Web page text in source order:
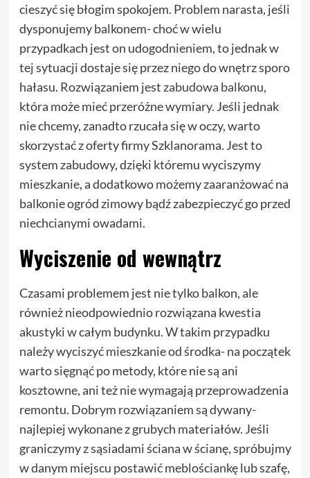
cieszyć się błogim spokojem. Problem narasta, jeśli
dysponujemy balkonem- choć w wielu
przypadkach jest on udogodnieniem, to jednak w
tej sytuacji dostaje się przez niego do wnętrz sporo
hałasu. Rozwiązaniem jest zabudowa balkonu,
która może mieć przeróżne wymiary. Jeśli jednak
nie chcemy, zanadto rzucała się w oczy, warto
skorzystać z oferty firmy Szklanorama. Jest to
system zabudowy, dzięki któremu wyciszymy
mieszkanie, a dodatkowo możemy zaaranżować na
balkonie ogród zimowy bądź zabezpieczyć go przed
niechcianymi owadami.
Wyciszenie od wewnątrz
Czasami problemem jest nie tylko balkon, ale
również nieodpowiednio rozwiązana kwestia
akustyki w całym budynku. W takim przypadku
należy wyciszyć mieszkanie od środka- na początek
warto sięgnąć po metody, które nie są ani
kosztowne, ani też nie wymagają przeprowadzenia
remontu. Dobrym rozwiązaniem są dywany-
najlepiej wykonane z grubych materiałów. Jeśli
graniczymy z sąsiadami ściana w ścianę, spróbujmy
w danym miejscu postawić meblościankę lub szafę,